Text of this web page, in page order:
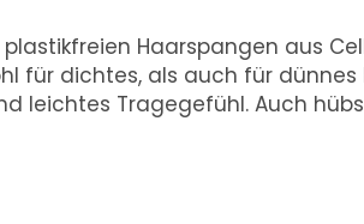
Haarspangen aus
für dichtes, als auch für dünnes
leichtes Tragegefühl. Auch